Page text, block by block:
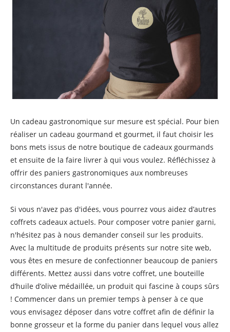
Un cadeau gastronomique sur mesure est spécial. Pour bien
réaliser un cadeau gourmand et gourmet, il faut choisir les
bons mets issus de notre boutique de cadeaux gourmands
et ensuite de la faire livrer à qui vous voulez. Réfléchissez à
offrir des paniers gastronomiques aux nombreuses
circonstances durant l'année.
Si vous n'avez pas d'idées, vous pourrez vous aidez d’autres
coffrets cadeaux actuels. Pour composer votre panier garni,
n'hésitez pas à nous demander conseil sur les produits.
Avec la multitude de produits présents sur notre site web,
vous êtes en mesure de confectionner beaucoup de paniers
différents. Mettez aussi dans votre coffret, une bouteille
d’huile d’olive médaillée, un produit qui fascine à coups sûrs
! Commencer dans un premier temps à penser à ce que
vous envisagez déposer dans votre coffret afin de définir la
bonne grosseur et la forme du panier dans lequel vous allez